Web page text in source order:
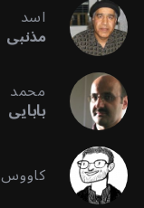
اسد
مذنبی
محمد
بابایی
کاووس